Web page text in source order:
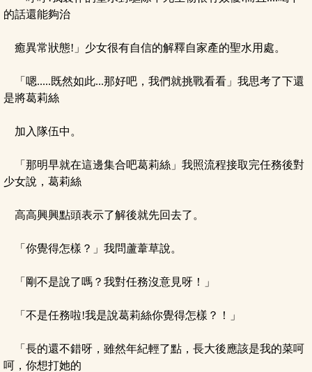
的話還能夠治
癒異常狀態!」少女很有自信的解釋自家產的聖水用處。
「嗯.....既然如此...那好吧，我們就挑戰看看」我思考了下還
是將葛莉絲
加入隊伍中。
「那明早就在這邊集合吧葛莉絲」我照流程接取完任務後對
少女說，葛莉絲
高高興興點頭表示了解後就先回去了。
「你覺得怎樣？」我問蘆葦草說。
「剛不是說了嗎？我對任務沒意見呀！」
「不是任務啦!我是說葛莉絲你覺得怎樣？！」
「長的還不錯呀，雖然年紀輕了點，長大後應該是我的菜呵
呵，你想打她的